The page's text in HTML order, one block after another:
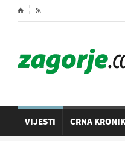
⌂ 
VIJESTI CRNA